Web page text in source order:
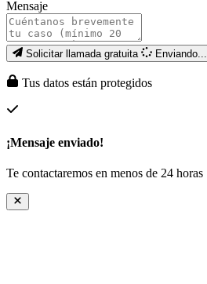
Mensaje
Solicitar llamada gratuita Enviando...
Tus datos están protegidos
¡Mensaje enviado!
Te contactaremos en menos de 24 horas